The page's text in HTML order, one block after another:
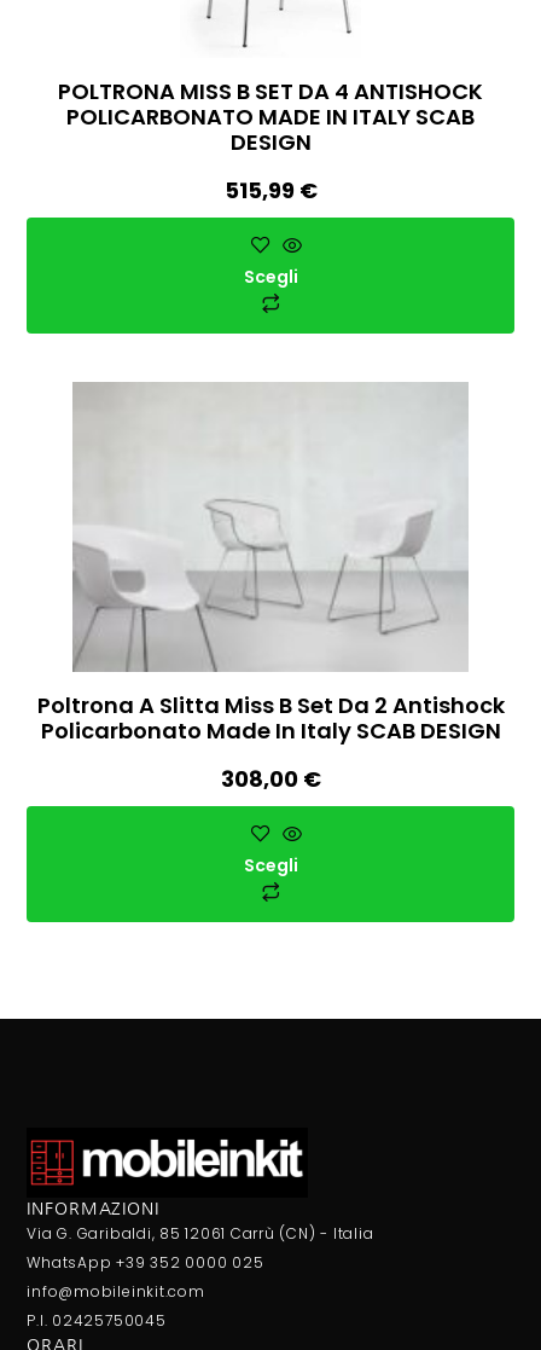
POLTRONA MISS B SET DA 4 ANTISHOCK
POLICARBONATO MADE IN ITALY SCAB
DESIGN
515,99 €
Scegli
Poltrona A Slitta Miss B Set Da 2 Antishock
Policarbonato Made In Italy SCAB DESIGN
308,00 €
Scegli
INFORMAZIONI
Via G. Garibaldi, 85 12061 Carrù (CN) - Italia
WhatsApp +39 352 0000 025
info@mobileinkit.com
P.I. 02425750045
ORARI